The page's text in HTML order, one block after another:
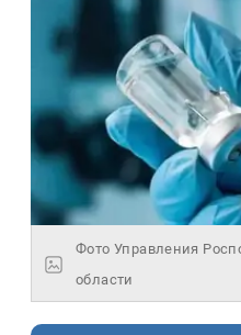
Фото Управления
области